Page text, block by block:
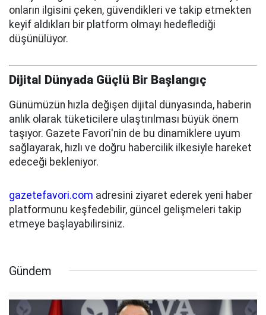
onların ilgisini çeken, güvendikleri ve takip etmekten
keyif aldıkları bir platform olmayı hedeflediği
düşünülüyor.
Dijital Dünyada Güçlü Bir Başlangıç
Günümüzün hızla değişen dijital dünyasında, haberin
anlık olarak tüketicilere ulaştırılması büyük önem
taşıyor. Gazete Favori'nin de bu dinamiklere uyum
sağlayarak, hızlı ve doğru habercilik ilkesiyle hareket
edeceği bekleniyor.
gazetefavori.com adresini ziyaret ederek yeni haber
platformunu keşfedebilir, güncel gelişmeleri takip
etmeye başlayabilirsiniz.
Gündem